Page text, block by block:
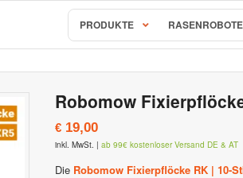
PRODUKTE
RC & RX Serie
& Ersatzteile
& Rasenroboter
AL-
Robomow
€ 19,00
inkl. MwSt. | ab 99€ kostenloser Versand DE & AT
Die Robomow Fixierpflöcke RK | 10-